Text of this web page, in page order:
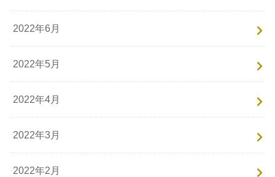
2022年6月
2022年5月
2022年4月
2022年3月
2022年2月